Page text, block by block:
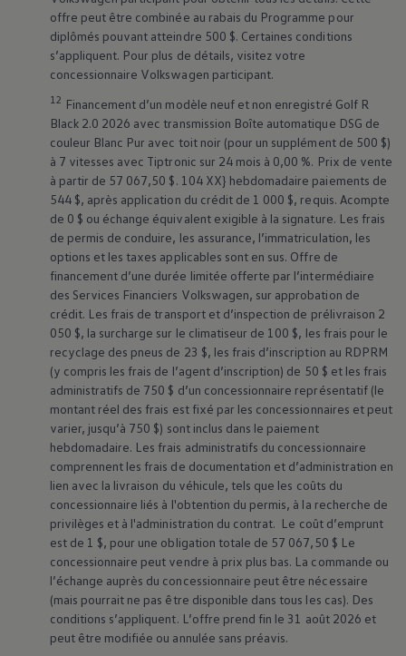
Prendre un rendez-vous d’entretien
Que signifient-ils et que
devez-vous faire ?
Quelle est la signification des voyants sur le
tableau de bord d’uneVolkswagen? Découvrez
notre guide complet de voyants lumineux pour
vous aider à identifier la signification de chaque
symbole lumineux. Il est important de noter que
l’interprétation des voyants peut varier selon les
modèles, et que nous vous recommandons de
consulter votre guide du propriétaire pour plus
d’information.
Les voyants peuvent s’afficher en 4 couleurs
différentes : rouge, jaune, vert et blanc.
- Rouge ou rouge-orangé : Arrêtez-vous dès que
sécuritaire et appelezl’assistance routière .
- Jaune : Votre véhicule nécessite une attention
professionnelle dès que possible. Nous vous
recommandons de prendre rendez-vous avec
offre peut être combinée au rabais du Programme pour
diplômés pouvant atteindre 500 $. Certaines conditions
s’appliquent. Pour plus de détails, visitez votre
concessionnaire Volkswagen participant.
12 Financement d’un modèle neuf et non enregistré Golf R
Black 2.0 2026 avec transmission Boîte automatique DSG de
couleur Blanc Pur avec toit noir (pour un supplément de 500 $)
à 7 vitesses avec Tiptronic sur 24 mois à 0,00 %. Prix de vente
à partir de 57 067,50 $. 104 XX} hebdomadaire paiements de
544 $, après application du crédit de 1 000 $, requis. Acompte
de 0 $ ou échange équivalent exigible à la signature. Les frais
de permis de conduire, les assurance, l’immatriculation, les
options et les taxes applicables sont en sus. Offre de
financement d’une durée limitée offerte par l’intermédiaire
des Services Financiers Volkswagen, sur approbation de
crédit. Les frais de transport et d’inspection de prélivraison 2
050 $, la surcharge sur le climatiseur de 100 $, les frais pour le
recyclage des pneus de 23 $, les frais d’inscription au RDPRM
(y compris les frais de l’agent d’inscription) de 50 $ et les frais
administratifs de 750 $ d’un concessionnaire représentatif (le
montant réel des frais est fixé par les concessionnaires et peut
varier, jusqu’à 750 $) sont inclus dans le paiement
hebdomadaire. Les frais administratifs du concessionnaire
comprennent les frais de documentation et d’administration en
lien avec la livraison du véhicule, tels que les coûts du
concessionnaire liés à l'obtention du permis, à la recherche de
privilèges et à l'administration du contrat. Le coût d’emprunt
est de 1 $, pour une obligation totale de 57 067,50 $ Le
concessionnaire peut vendre à prix plus bas. La commande ou
l’échange auprès du concessionnaire peut être nécessaire
(mais pourrait ne pas être disponible dans tous les cas). Des
conditions s’appliquent. L’offre prend fin le 31 août 2026 et
peut être modifiée ou annulée sans préavis.